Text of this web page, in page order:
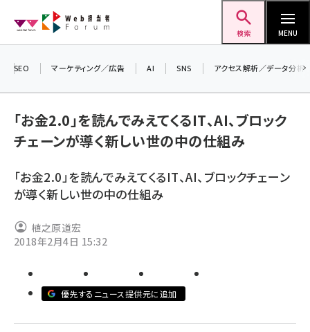
ン
検索 MENU
ai (2801)
note (2310)
z世代 (1620)
SEO マーケティング／広告 AI SNS アクセス解析／データ分析
「お金2.0」を読んでみえてくるIT、AI、ブロック
チェーンが導く新しい世の中の仕組み
「お金2.0」を読んでみえてくるIT、AI、ブロックチェーン
が導く新しい世の中の仕組み
植之原道宏
2018年2月4日 15:32
優先するニュース提供元に追加